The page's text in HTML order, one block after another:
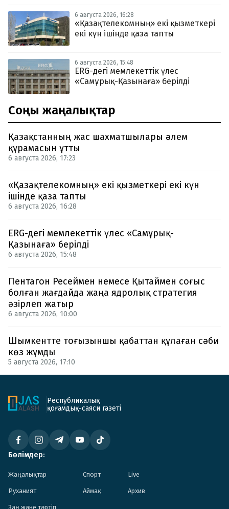
6 августа 2026, 16:28
«Қазақтелекомның» екі қызметкері
екі күн ішінде қаза тапты
6 августа 2026, 15:48
ERG-дегі мемлекеттік үлес
«Самұрық-Қазынаға» берілді
Соңғы жаңалықтар
Қазақстанның жас шахматшылары әлем
құрамасын ұтты
6 августа 2026, 17:23
«Қазақтелекомның» екі қызметкері екі күн
ішінде қаза тапты
6 августа 2026, 16:28
ERG-дегі мемлекеттік үлес «Самұрық-
Қазынаға» берілді
6 августа 2026, 15:48
Пентагон Ресеймен немесе Қытаймен соғыс
болған жағдайда жаңа ядролық стратегия
әзірлеп жатыр
6 августа 2026, 10:00
Шымкентте тоғызыншы қабаттан құлаған сәби
көз жұмды
5 августа 2026, 17:10
Республикалық
қоғамдық-саяси газеті
Бөлімдер:
Жаңалықтар Спорт Live
Руханият Аймақ Архив
Заң және тәртіп